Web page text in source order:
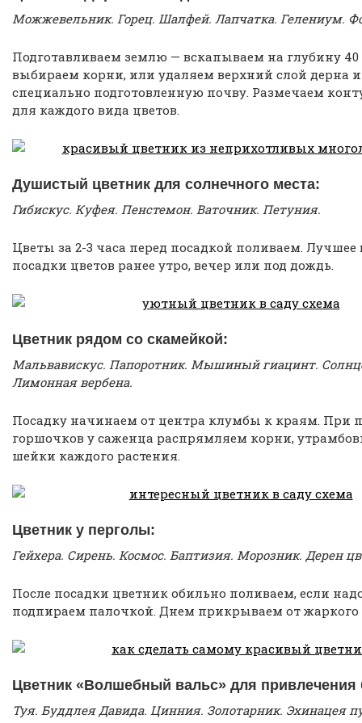
Можжевельник. Горец. Шалфей. Лапчатка. Гелениум.
Подготавливаем землю — вскапываем на глубину
выбираем корни, или удаляем верхний слой дерна
специально подготовленную почву. Размечаем
для каждого вида цветов.
Душистый цветник для солнечного места:
Гибискус. Куфея. Пенстемон. Ваточник. Петуния.
Цветы за 2-3 часа перед посадкой поливаем.
посадки цветов ранее утро, вечер или под дождь.
Цветник рядом со скамейкой:
Мальвавискус. Папоротник. Мышиный гиацинт.
Лимонная вербена.
Посадку начинаем от центра клумбы к краям. При
горшочков у саженца распрямляем корни,
шейки каждого растения.
Цветник у перголы:
Гейхера. Сирень. Космос. Баптизия. Морозник. Дерен
После посадки цветник обильно поливаем, если
подпираем палочкой. Днем прикрываем от жаркого
Цветник «Волшебный вальс» для привлечения
Туя. Буддлея Давида. Цинния. Золотарник. Эхинацея